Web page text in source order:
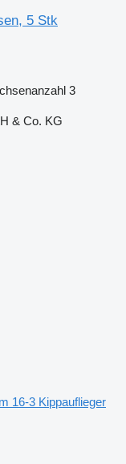
5 Stk
3
& Co. KG
16-3 Kippauflieger